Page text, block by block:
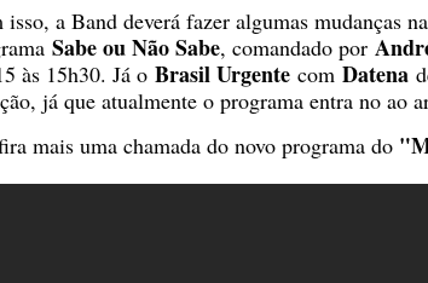
isso, a Band deverá fazer algumas mudanças
Sabe ou Não Sabe, comandado por
às 15h30. Já o Brasil Urgente com Datena
já que atualmente o programa entra no ao
mais uma chamada do novo programa do